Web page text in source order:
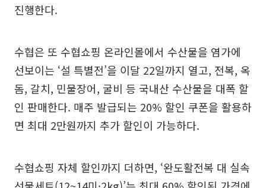
진행한다.
수협은 또 수협쇼핑 온라인몰에서 수산물을 염가에
선보이는 ‘설 특별전’을 이달 22일까지 열고, 전복, 옥
돔, 갈치, 민물장어, 굴비 등 국내산 수산물을 대폭 할
인 판매한다. 매주 발급되는 20% 할인 쿠폰을 활용하
면 최대 2만원까지 추가 할인이 가능하다.
수협쇼핑 자체 할인까지 더하면, ‘완도활전복 대 실속